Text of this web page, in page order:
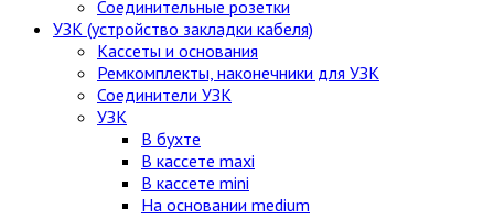
Соединительные розетки
УЗК (устройство закладки кабеля)
Кассеты и основания
Ремкомплекты, наконечники для УЗК
Соединители УЗК
УЗК
В бухте
В кассете maxi
В кассете mini
На основании medium